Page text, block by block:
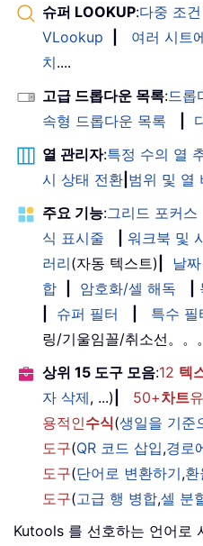
슈퍼 LOOKUP:다중 조
VLookup
여러 시트
치....
고급 드롭다운 목록:드롭
속형 드롭다운 목록
열 관리자:특정 수의 열
시 상태 전환 범위 및 열
주요 기능:그리드 포커스
식 표시줄
워크북 및
러리(자동 텍스트) 날
합
암호화/셀 해독
슈퍼 필터 특수 필
링/기울임꼴/취소선。。
상위 15 도구 모음:12 텍
자 삭제, ...) 50+차트
용적인수식(생일을 기준
도구(QR 코드 삽입,경로
도구(단어로 변환하기,
도구(고급 행 병합,셀 분
Kutools 를 선호하는 언어로